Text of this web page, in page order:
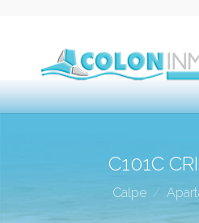
C101C
Calpe